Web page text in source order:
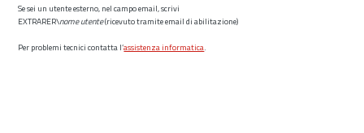
Se sei un utente esterno, nel campo email, scrivi
EXTRARER\nome utente(ricevuto tramite email di abilitazione)
Per problemi tecnici contatta l’assistenza informatica.